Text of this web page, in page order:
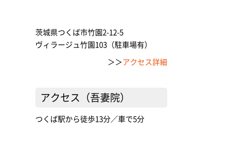
茨城県つくば市竹園2-12-5
ヴィラージュ竹園103（駐車場有）
＞＞アクセス詳細
アクセス（吾妻院）
つくば駅から徒歩13分／車で5分